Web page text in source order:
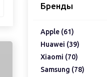
Бренды
Apple (61)
Huawei (39)
Xiaomi (70)
Samsung (78)